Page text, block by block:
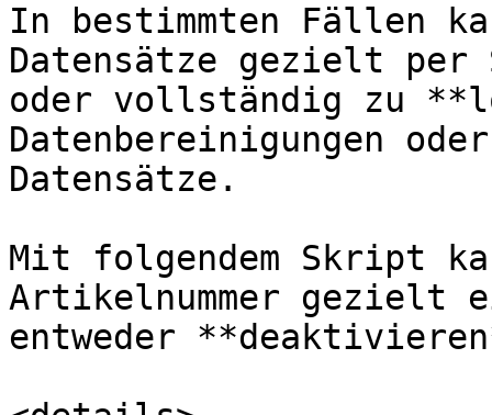
In bestimmten Fällen
Datensätze gezielt
oder vollständig zu
Datenbereinigungen
Datensätze.
Mit folgendem Skript
Artikelnummer gezielt
entweder